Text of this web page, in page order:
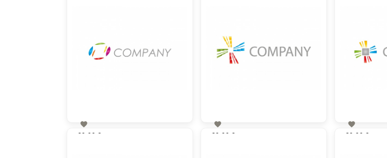

60,00 €

60,00 €

60,00 €